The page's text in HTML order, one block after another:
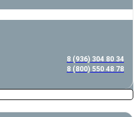
8 (936) 304 80 34
8 (800) 550 48 78